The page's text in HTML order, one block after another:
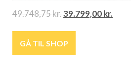
49.748,75kr.39.799,00kr.
GÅ TIL SHOP